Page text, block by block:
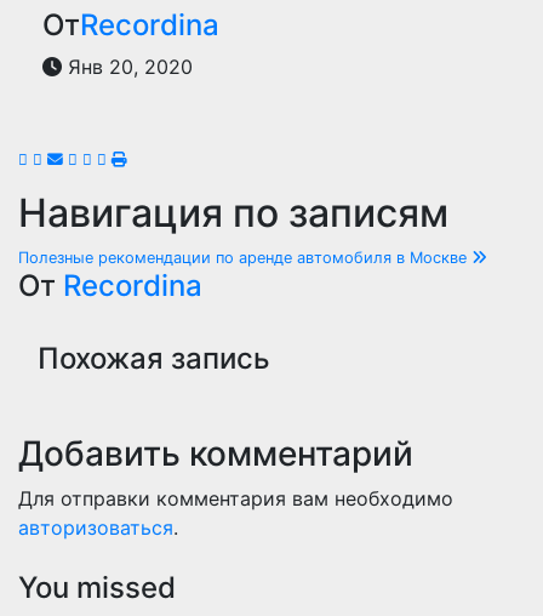
ОтRecordina
Янв 20, 2020
Навигация по записям
Полезные рекомендации по аренде автомобиля в Москве
От Recordina
Похожая запись
Добавить комментарий
Для отправки комментария вам необходимо
авторизоваться.
You missed